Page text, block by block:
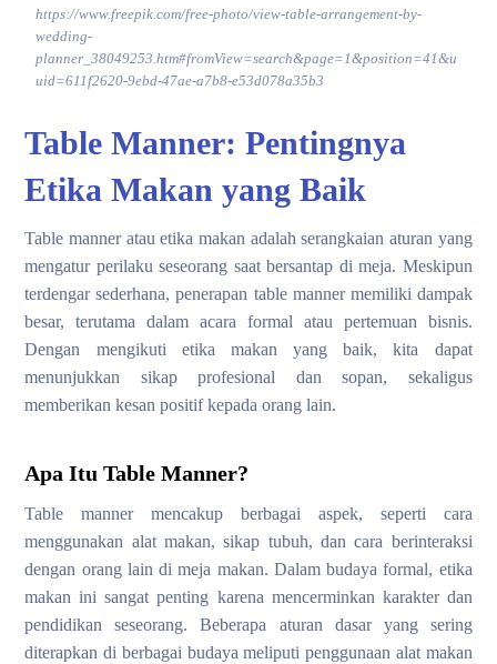
https://www.freepik.com/free-photo/view-table-arrangement-by-
wedding-
planner_38049253.htm#fromView=search&page=1&position=41&u
uid=611f2620-9ebd-47ae-a7b8-e53d078a35b3
Table Manner: Pentingnya
Etika Makan yang Baik
Table manner atau etika makan adalah serangkaian aturan yang
mengatur perilaku seseorang saat bersantap di meja. Meskipun
terdengar sederhana, penerapan table manner memiliki dampak
besar, terutama dalam acara formal atau pertemuan bisnis.
Dengan mengikuti etika makan yang baik, kita dapat
menunjukkan sikap profesional dan sopan, sekaligus
memberikan kesan positif kepada orang lain.
Apa Itu Table Manner?
Table manner mencakup berbagai aspek, seperti cara
menggunakan alat makan, sikap tubuh, dan cara berinteraksi
dengan orang lain di meja makan. Dalam budaya formal, etika
makan ini sangat penting karena mencerminkan karakter dan
pendidikan seseorang. Beberapa aturan dasar yang sering
diterapkan di berbagai budaya meliputi penggunaan alat makan